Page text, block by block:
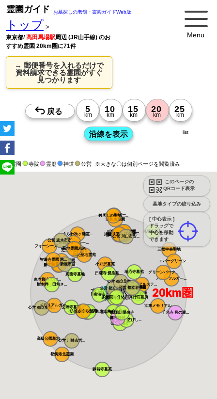
Menu
霊園ガイド お墓探しの老舗・霊園ガイドWeb版
トップ >
東京都/高田馬場駅周辺 (JR山手線) のお
すすめ霊園 20km圏に71件
→ 郵便番号を入れるだけで
資料請求できる霊園がすぐ
見つかります
霊園 寺院 霊廟 神道 公営 ※大きな〇は個別ページを閲覧済み
このページの
QRコード表示
墓地タイプの絞り込み
[ 中心表示 ]
ドラッグで
中心を移動
できます
list
メモリアルパー...
うらわ秋ヶ瀬霊... メモリアルパー...
川口さくら霊園...
川口霊園 かわ...
サンク川口霊園
光明寺墓苑
芝生の霊園あさ...
フォーシーズン...
なごみの丘霊園
三郷中央聖地
川口中央霊園
浦和東霊園
ヒルズ川口
むさしの聖地 ...
新の丘さくら浄...
川口光輪メモリ...
やすらぎ聖地霊...
朝霞フォーシー...
エバーグリーン...
源長寺墓地 ま...
川口メモリアル...
川口霊園かわぐ...
メモリアルプレ...
公営 川口市安...
公営 新座市営...
公営 志木市市...
和光聖地霊苑
智遍寺霊園 恵...
聖地霊園未来
千光寺 月の廟...
感通寺
恵光メモリアル...
東本願寺
小豆沢墓苑
東本願寺 ひば...
江東メモリアル
メモリアルステ...
ハートフルガー...
グリーンパーク...
宗清寺
浄見寺
瑞光寺
桜上水 みたま...
寛永寺谷中霊園
積徳寺墓所
徳玄寺墓所
玄照寺墓苑
真行院墓所
正伝寺 芝びし...
寛永寺德川浄苑
築地本願寺 和...公営 都立青山...
公営 都立雑司...
公営 都立染井...
公営 都立多磨...
公営 都立谷中...
瑞応寺墓苑
多聞院 牛込四...
真龍寺墓地
メモリアルガー...
青山梅窓院墓苑
麻布浄苑
萬輝山 陽泉寺
日曜寺 愛染墓...
杉並さくら聖苑
樹木葬 田無さ...
都筑港北霊園
高級公園墓地 ...
静翁寺墓苑
公営 川崎市営...
高田馬場駅 20km圏